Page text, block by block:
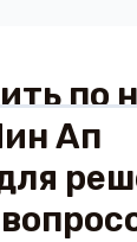
по
Ап